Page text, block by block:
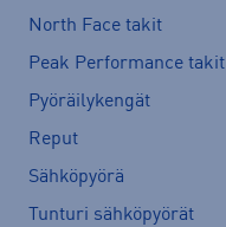
North Face takit
Peak Performance takit
Pyöräilykengät
Reput
Sähköpyörä
Tunturi sähköpyörät